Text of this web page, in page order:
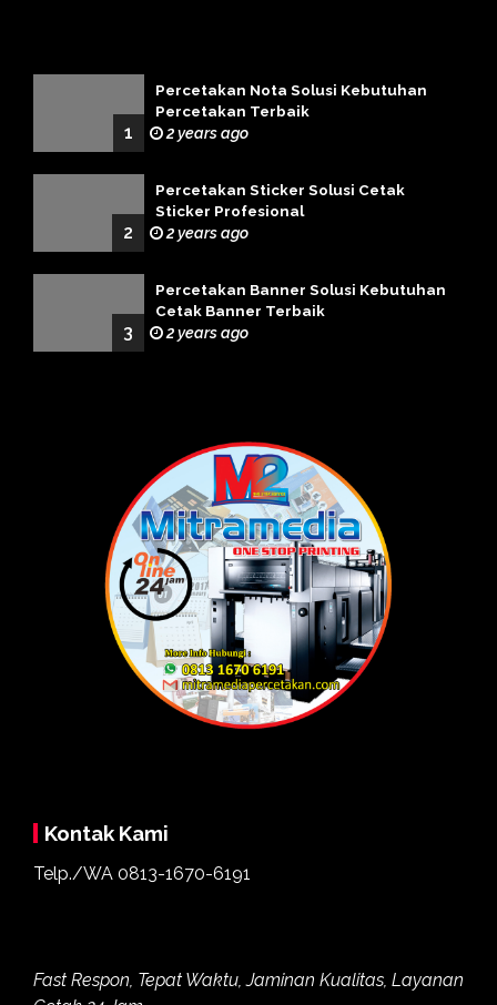
1
Percetakan Nota Solusi Kebutuhan
Percetakan Terbaik
2 years ago
2
Percetakan Sticker Solusi Cetak
Sticker Profesional
2 years ago
3
Percetakan Banner Solusi Kebutuhan
Cetak Banner Terbaik
2 years ago
Kontak Kami
Telp./WA 0813-1670-6191
Fast Respon, Tepat Waktu, Jaminan Kualitas, Layanan